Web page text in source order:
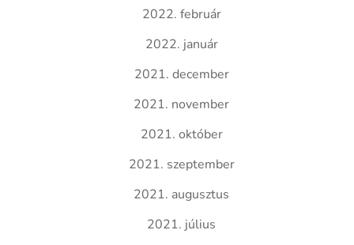
2022. február
2022. január
2021. december
2021. november
2021. október
2021. szeptember
2021. augusztus
2021. július